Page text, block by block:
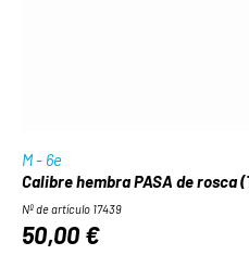
M - 6e
Calibre hembra PASA de rosca
Nº de artículo 17439
50,00 €